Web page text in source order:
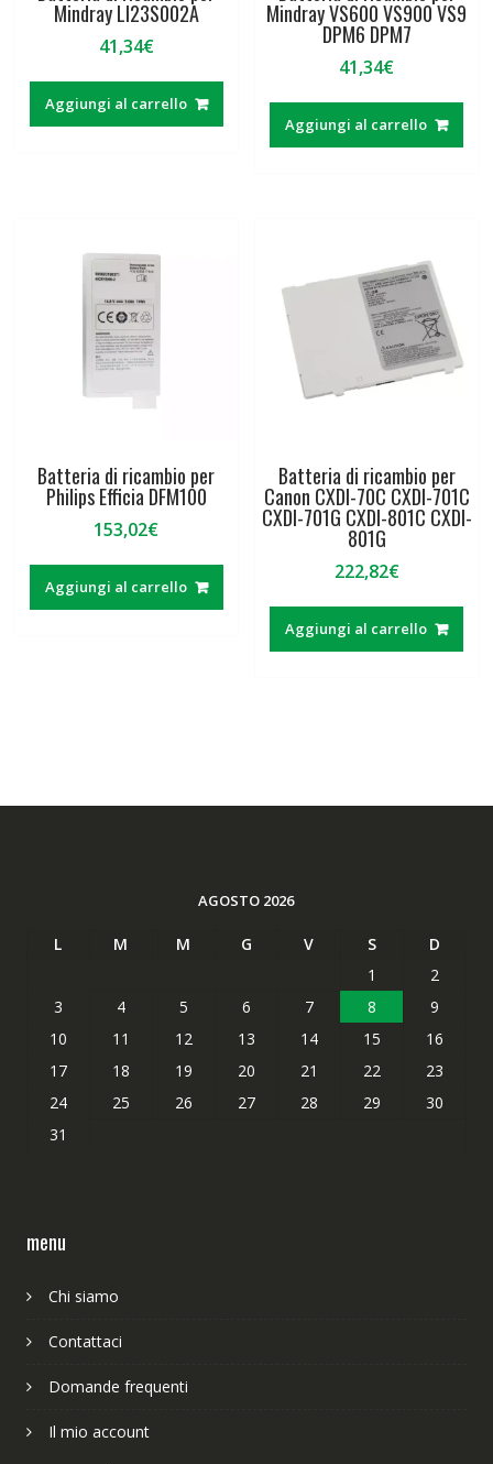
Mindray LI23S002A
41,34€
Aggiungi al carrello
Mindray VS600 VS900 VS9
DPM6 DPM7
41,34€
Aggiungi al carrello
Batteria di ricambio per
Philips Efficia DFM100
153,02€
Aggiungi al carrello
Batteria di ricambio per
Canon CXDI-70C CXDI-701C
CXDI-701G CXDI-801C CXDI-
801G
222,82€
Aggiungi al carrello
AGOSTO 2026
L M M G V S
D
1
2
3
4 5 6 7 8
9
10
11 12 13 14 15
16
17
18 19 20 21 22
23
24
25 26 27 28 29
30
31
menu
Chi siamo
Contattaci
Domande frequenti
Il mio account